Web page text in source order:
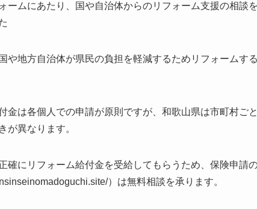
ームにあたり、国や自治体からのリフォーム支援の相談
や地方自治体が県民の負担を軽減するためリフォームす
金は各個人での申請が原則ですが、和歌山県は市町村ご
が異なります。
確にリフォーム給付金を受給してもらうため、保険申請
）は無料相談を承ります。